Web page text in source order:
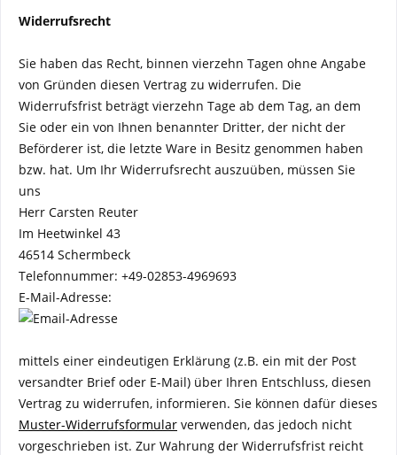
Widerrufsrecht
Sie haben das Recht, binnen vierzehn Tagen ohne Angabe
von Gründen diesen Vertrag zu widerrufen. Die
Widerrufsfrist beträgt vierzehn Tage ab dem Tag, an dem
Sie oder ein von Ihnen benannter Dritter, der nicht der
Beförderer ist, die letzte Ware in Besitz genommen haben
bzw. hat. Um Ihr Widerrufsrecht auszuüben, müssen Sie
uns
Herr Carsten Reuter
Im Heetwinkel 43
46514 Schermbeck
Telefonnummer: +49-02853-4969693
E-Mail-Adresse:
mittels einer eindeutigen Erklärung (z.B. ein mit der Post
versandter Brief oder E-Mail) über Ihren Entschluss, diesen
Vertrag zu widerrufen, informieren. Sie können dafür dieses
Muster-Widerrufsformular verwenden, das jedoch nicht
vorgeschrieben ist. Zur Wahrung der Widerrufsfrist reicht